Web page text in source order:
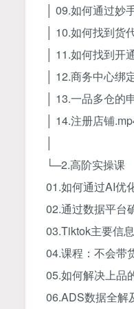
│ 09.如何通过
│ 10.如何找到
│ 11.如何找到
│ 12.商务中心
│ 13.一品多仓的
│ 14.注册店铺
└─2.高阶实操课
01.如何通过AI优
02.通过数据平台
03.Tiktok主要信
04.课程：不会带
05.如何解决上品
06.ADS数据全解